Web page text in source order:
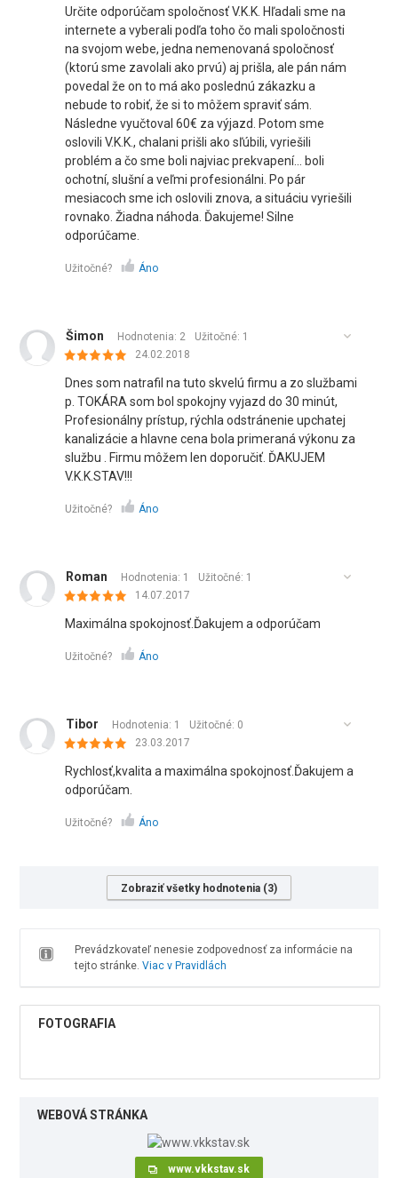
Určite odporúčam spoločnosť V.K.K. Hľadali sme na
internete a vyberali podľa toho čo mali spoločnosti
na svojom webe, jedna nemenovaná spoločnosť
(ktorú sme zavolali ako prvú) aj prišla, ale pán nám
povedal že on to má ako poslednú zákazku a
nebude to robiť, že si to môžem spraviť sám.
Následne vyučtoval 60€ za výjazd. Potom sme
oslovili V.K.K., chalani prišli ako sľúbili, vyriešili
problém a čo sme boli najviac prekvapení... boli
ochotní, slušní a veľmi profesionálni. Po pár
mesiacoch sme ich oslovili znova, a situáciu vyriešili
rovnako. Žiadna náhoda. Ďakujeme! Silne
odporúčame.
Užitočné? Áno
Šimon Hodnotenia: 2 Užitočné: 1
24.02.2018
Dnes som natrafil na tuto skvelú firmu a zo službami
p. TOKÁRA som bol spokojny vyjazd do 30 minút,
Profesionálny prístup, rýchla odstránenie upchatej
kanalizácie a hlavne cena bola primeraná výkonu za
službu . Firmu môžem len doporučiť. ĎAKUJEM
V.K.K.STAV!!!
Užitočné? Áno
Roman Hodnotenia: 1 Užitočné: 1
14.07.2017
Maximálna spokojnosť.Ďakujem a odporúčam
Užitočné? Áno
Tibor Hodnotenia: 1 Užitočné: 0
23.03.2017
Rychlosť,kvalita a maximálna spokojnosť.Ďakujem a
odporúčam.
Užitočné? Áno
Zobraziť všetky hodnotenia (3)
Prevádzkovateľ nenesie zodpovednosť za informácie na
tejto stránke. Viac v Pravidlách
FOTOGRAFIA
WEBOVÁ STRÁNKA
www.vkkstav.sk